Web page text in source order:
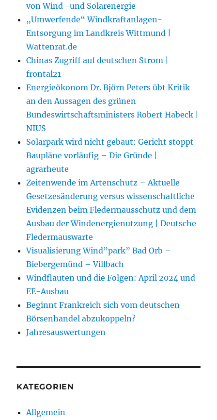
von Wind -und Solarenergie
„Umwerfende“ Windkraftanlagen-
Entsorgung im Landkreis Wittmund |
Wattenrat.de
Chinas Zugriff auf deutschen Strom |
frontal21
Energieökonom Dr. Björn Peters übt Kritik
an den Aussagen des grünen
Bundeswirtschaftsministers Robert Habeck |
NIUS
Solarpark wird nicht gebaut: Gericht stoppt
Baupläne vorläufig – Die Gründe |
agrarheute
Zeitenwende im Artenschutz – Aktuelle
Gesetzesänderung versus wissenschaftliche
Evidenzen beim Fledermausschutz und dem
Ausbau der Windenergienutzung | Deutsche
Fledermauswarte
Visualisierung Wind”park” Bad Orb –
Biebergemünd – Villbach
Windflauten und die Folgen: April 2024 und
EE-Ausbau
Beginnt Frankreich sich vom deutschen
Börsenhandel abzukoppeln?
Jahresauswertungen
KATEGORIEN
Allgemein